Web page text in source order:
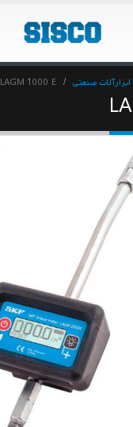
ابزارآلات صنعتی LAGM 1000 E